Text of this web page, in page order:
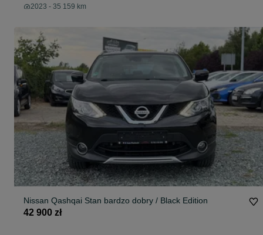
2023 - 35 159 km
Nissan Qashqai Stan bardzo dobry / Black Edition
42 900 zł